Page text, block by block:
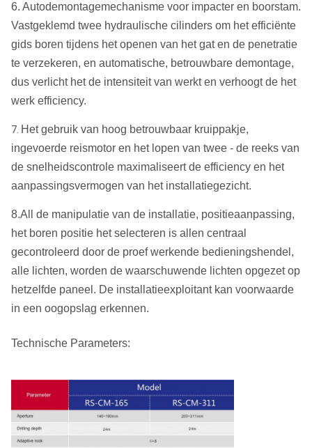
6. Autodemontagemechanisme voor impacter en boorstam.
Vastgeklemd twee hydraulische cilinders om het efficiënte
gids boren tijdens het openen van het gat en de penetratie
te verzekeren, en automatische, betrouwbare demontage,
dus verlicht het de intensiteit van werkt en verhoogt de het
werk efficiency.
7. Het gebruik van hoog betrouwbaar kruippakje,
ingevoerde reismotor en het lopen van twee - de reeks van
de snelheidscontrole maximaliseert de efficiency en het
aanpassingsvermogen van het installatiegezicht.
8.All de manipulatie van de installatie, positieaanpassing,
het boren positie het selecteren is allen centraal
gecontroleerd door de proef werkende bedieningshendel,
alle lichten, worden de waarschuwende lichten opgezet op
hetzelfde paneel. De installatieexploitant kan voorwaarde
in een oogopslag erkennen.
Technische Parameters: